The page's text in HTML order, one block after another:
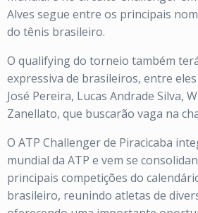
Alves segue entre os principais
do tênis brasileiro.
O qualifying do torneio também
expressiva de brasileiros, entre
José Pereira, Lucas Andrade Silva,
Zanellato, que buscarão vaga na
O ATP Challenger de Piracicaba
mundial da ATP e vem se
principais competições do
brasileiro, reunindo atletas de